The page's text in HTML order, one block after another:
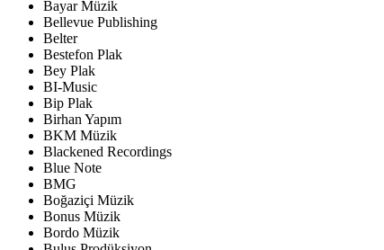
Bayar Müzik
Bellevue Publishing
Belter
Bestefon Plak
Bey Plak
BI-Music
Bip Plak
Birhan Yapım
BKM Müzik
Blackened Recordings
Blue Note
BMG
Boğaziçi Müzik
Bonus Müzik
Bordo Müzik